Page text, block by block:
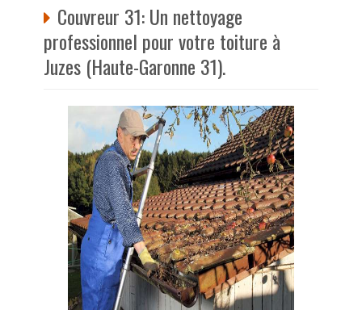
Couvreur 31: Un nettoyage
professionnel pour votre toiture à
Juzes (Haute-Garonne 31).